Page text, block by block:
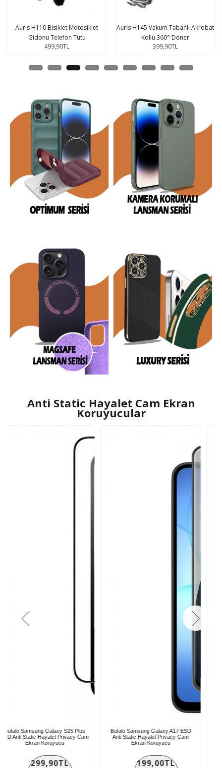
Auris H145 Vakum Tabanlı Akrobat
Kollu 360° Döner
399,90TL
Auris H115 Boy Ayarlı Vantuzlu
Araç İçi Telefon Tu
399,90TL
Anti Static Hayalet Cam Ekran
Koruyucular
S25 Plus
Cam
Bufalo Samsung Galaxy A17 ESD
Anti Static Hayalet Privacy Cam
Bufalo Samsung Galaxy
Anti Static Hayalet